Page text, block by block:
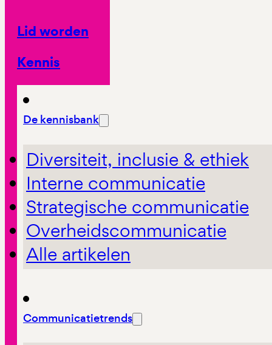
Lid worden
Kennis
De kennisbank
Diversiteit, inclusie & ethiek
Interne communicatie
Strategische communicatie
Overheidscommunicatie
Alle artikelen
Communicatietrends